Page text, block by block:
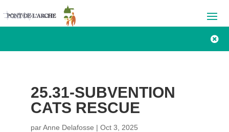

25.31-SUBVENTION
CATS RESCUE
parAnne Delafosse | Oct 3, 2025